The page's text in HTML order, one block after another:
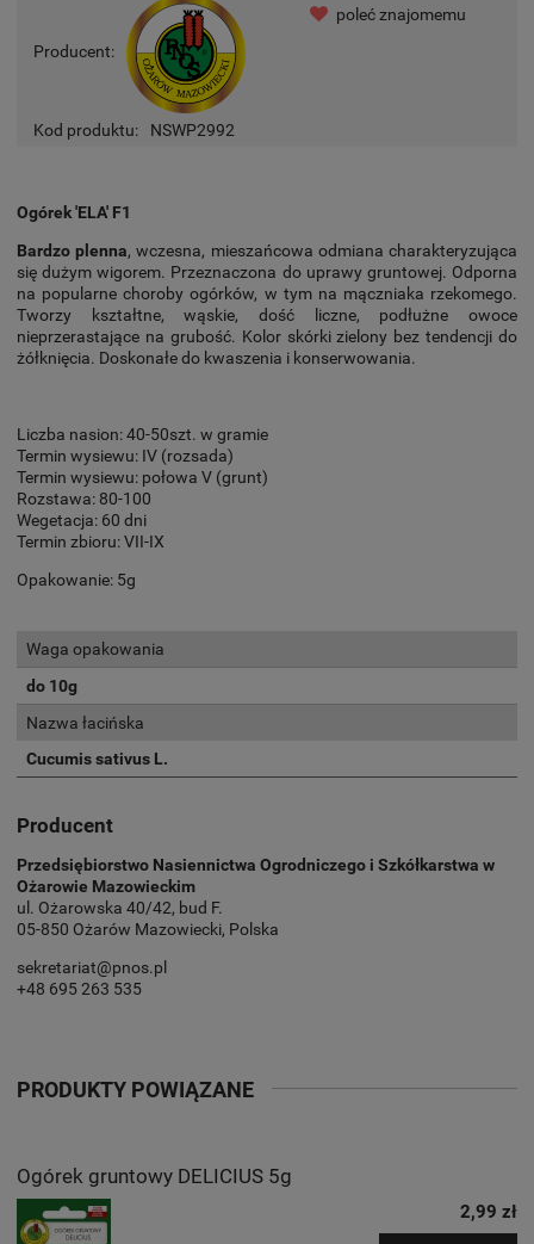
Producent:
Kod produktu: NSWP2992
poleć znajomemu
Ogórek 'ELA' F1
Bardzo plenna, wczesna, mieszańcowa odmiana charakteryzująca
się dużym wigorem. Przeznaczona do uprawy gruntowej. Odporna
na popularne choroby ogórków, w tym na mączniaka rzekomego.
Tworzy kształtne, wąskie, dość liczne, podłużne owoce
nieprzerastające na grubość. Kolor skórki zielony bez tendencji do
żółknięcia. Doskonałe do kwaszenia i konserwowania.
Liczba nasion: 40-50szt. w gramie
Termin wysiewu: IV (rozsada)
Termin wysiewu: połowa V (grunt)
Rozstawa: 80-100
Wegetacja: 60 dni
Termin zbioru: VII-IX
Opakowanie: 5g
Waga opakowania
do 10g
Nazwa łacińska
Cucumis sativus L.
Producent
Przedsiębiorstwo Nasiennictwa Ogrodniczego i Szkółkarstwa w
Ożarowie Mazowieckim
ul. Ożarowska 40/42, bud F.
05-850 Ożarów Mazowiecki, Polska
sekretariat@pnos.pl
+48 695 263 535
PRODUKTY POWIĄZANE
Ogórek gruntowy DELICIUS 5g
2,99 zł